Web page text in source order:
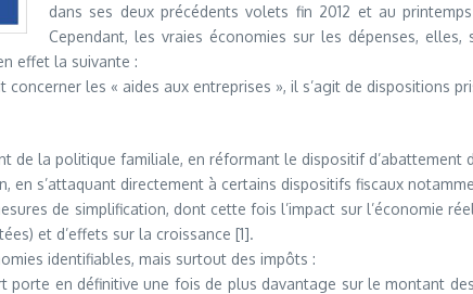
dans ses deux précédents volets fin 2012 et au
Cependant, les vraies économies sur les dépenses,
effet la suivante :
concerner les « aides aux entreprises », il s’agit de dispositions
de la politique familiale, en réformant le dispositif
en s’attaquant directement à certains dispositifs fiscaux
de simplification, dont cette fois l’impact sur l’économie
et d’effets sur la croissance [1].
identifiables, mais surtout des impôts :
porte en définitive une fois de plus davantage sur le montant